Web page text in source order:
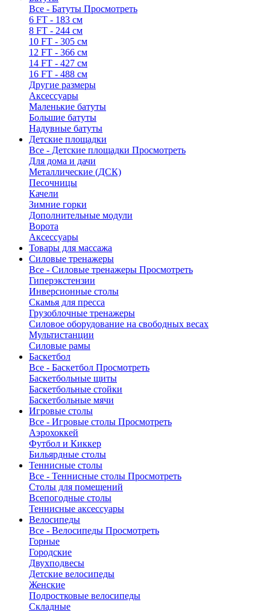
Все - Батуты Просмотреть
6 FT - 183 см
8 FT - 244 см
10 FT - 305 см
12 FT - 366 см
14 FT - 427 см
16 FT - 488 см
Другие размеры
Аксессуары
Маленькие батуты
Большие батуты
Надувные батуты
Детские площадки
Все - Детские площадки Просмотреть
Для дома и дачи
Металлические (ДСК)
Песочницы
Качели
Зимние горки
Дополнительные модули
Ворота
Аксессуары
Товары для массажа
Силовые тренажеры
Все - Силовые тренажеры Просмотреть
Гиперэкстензии
Инверсионные столы
Скамья для пресса
Грузоблочные тренажеры
Силовое оборудование на свободных весах
Мультистанции
Силовые рамы
Баскетбол
Все - Баскетбол Просмотреть
Баскетбольные щиты
Баскетбольные стойки
Баскетбольные мячи
Игровые столы
Все - Игровые столы Просмотреть
Аэрохоккей
Футбол и Киккер
Бильярдные столы
Теннисные столы
Все - Теннисные столы Просмотреть
Столы для помещений
Всепогодные столы
Теннисные аксессуары
Велосипеды
Все - Велосипеды Просмотреть
Горные
Городские
Двухподвесы
Детские велосипеды
Женские
Подростковые велосипеды
Складные